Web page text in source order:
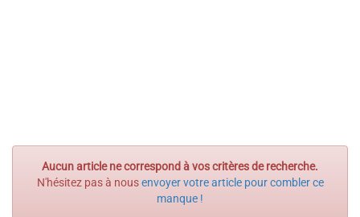
Aucun article ne correspond à vos critères de recherche.
N'hésitez pas à nousenvoyer votre article pour combler ce
manque !